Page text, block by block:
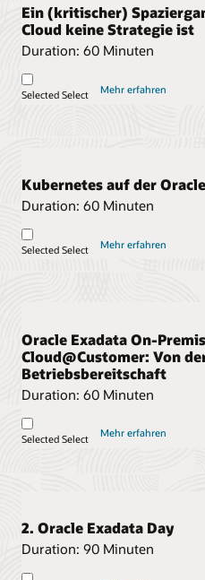
Ein (kritischer)
Cloud keine Strategie ist
Duration: 60 Minuten
Selected Select Mehr erfahren
Kubernetes auf der
Duration: 60 Minuten
Selected Select Mehr erfahren
Oracle Exadata On-
Cloud@Customer: Von
Betriebsbereitschaft
Duration: 60 Minuten
Selected Select Mehr erfahren
2. Oracle Exadata Day
Duration: 90 Minuten